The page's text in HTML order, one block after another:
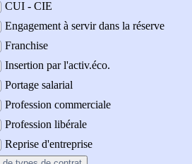
CUI - CIE
Engagement à servir dans la réserve
Franchise
Insertion par l'activ.éco.
Portage salarial
Profession commerciale
Profession libérale
Reprise d'entreprise